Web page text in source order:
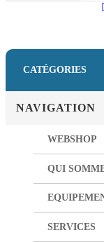
CATÉGORIES
NAVIGATION
WEBSHOP
QUI
SERVICES